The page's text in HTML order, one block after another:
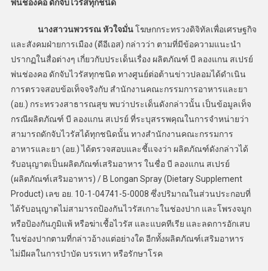
พ่นช่องคอ ดักจับไวรัสทุกชนิด
นางสาวนพวรรณ หัวใจมั่นโฆษกกระทรวงดิจิทัลเพื่อเศรษฐกิจ
และสังคมฝ่ายการเมือง (ดีอีเอส) กล่าวว่า ตามที่มีข้อความแนะนำ
ปรากฏในสื่อต่างๆ เกี่ยวกับประเด็นเรื่อง ผลิตภัณฑ์ บี ลองแกน สเปรย์
พ่นช่องคอ ดักจับไวรัสทุกชนิด ทางศูนย์ต่อต้านข่าวปลอมได้ดำเนิน
การตรวจสอบข้อเท็จจริงกับ สำนักงานคณะกรรมการอาหารและยา
(อย.) กระทรวงสาธารณสุข พบว่าประเด็นดังกล่าวนั้น เป็นข้อมูลเท็จ
กรณีผลิตภัณฑ์ บี ลองแกน สเปรย์ ที่ระบุสรรพคุณในการจำหน่ายว่า
สามารถดักจับไวรัสได้ทุกชนิดนั้น ทางสำนักงานคณะกรรมการ
อาหารและยา (อย.) ได้ตรวจสอบและชี้แจงว่า ผลิตภัณฑ์ดังกล่าวได้
รับอนุญาตเป็นผลิตภัณฑ์เสริมอาหาร ในชื่อ บี ลองแกน สเปรย์
(ผลิตภัณฑ์เสริมอาหาร) / B Longan Spray (Dietary Supplement
Product) เลข อย. 10-1-04741-5-0008 ซึ่งปริมาณในส่วนประกอบที่
ได้รับอนุญาตไม่สามารถป้องกันไวรัสเกาะในช่องปาก และโพรงจมูก
หรือป้องกันภูมิแพ้ หรือฆ่าเชื้อไวรัส และแบคทีเรีย และลดการอักเสบ
ในช่องปากตามที่กล่าวอ้างแต่อย่างใด อีกทั้งผลิตภัณฑ์เสริมอาหาร
ไม่มีผลในการบำบัด บรรเทา หรือรักษาโรค